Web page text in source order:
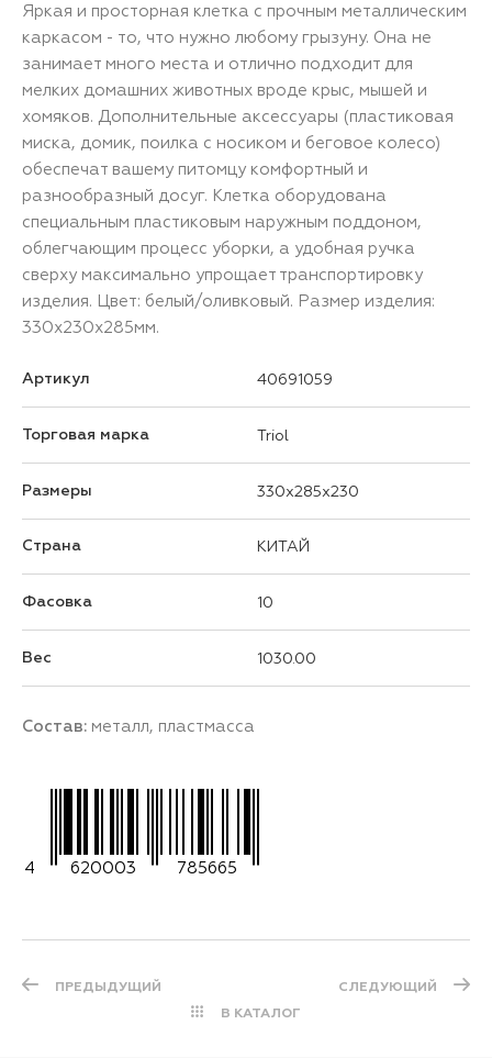
Яркая и просторная клетка с прочным металлическим
каркасом - то, что нужно любому грызуну. Она не
занимает много места и отлично подходит для
мелких домашних животных вроде крыс, мышей и
хомяков. Дополнительные аксессуары (пластиковая
миска, домик, поилка с носиком и беговое колесо)
обеспечат вашему питомцу комфортный и
разнообразный досуг. Клетка оборудована
специальным пластиковым наружным поддоном,
облегчающим процесс уборки, а удобная ручка
сверху максимально упрощает транспортировку
изделия. Цвет: белый/оливковый. Размер изделия:
330х230х285мм.
Артикул 40691059
Торговая марка Triol
Размеры 330x285x230
Страна КИТАЙ
Фасовка 10
Вес 1030.00
Состав: металл, пластмасса
4 620003 785665
ПРЕДЫДУЩИЙ
В КАТАЛОГ
СЛЕДУЮЩИЙ